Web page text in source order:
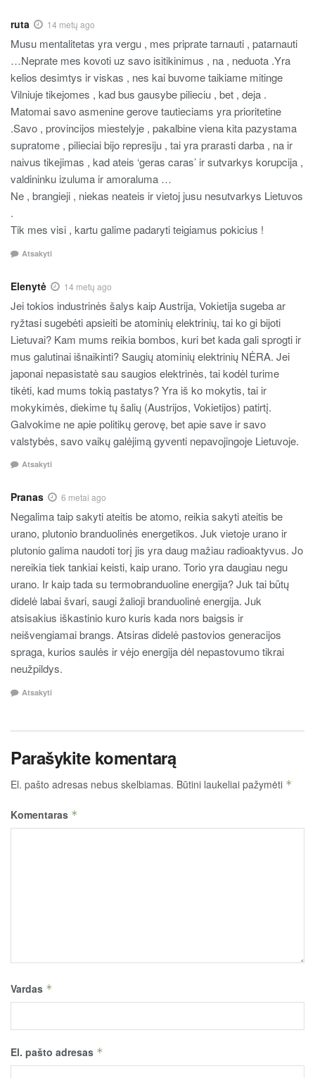
ruta 14 metų ago
Musu mentalitetas yra vergu , mes priprate tarnauti , patarnauti
…Neprate mes kovoti uz savo isitikinimus , na , neduota .Yra
kelios desimtys ir viskas , nes kai buvome taikiame mitinge
Vilniuje tikejomes , kad bus gausybe pilieciu , bet , deja .
Matomai savo asmenine gerove tautieciams yra prioritetine
.Savo , provincijos miestelyje , pakalbine viena kita pazystama
supratome , pilieciai bijo represiju , tai yra prarasti darba , na ir
naivus tikejimas , kad ateis ‘geras caras’ ir sutvarkys korupcija ,
valdininku izuluma ir amoraluma …
Ne , brangieji , niekas neateis ir vietoj jusu nesutvarkys Lietuvos
.
Tik mes visi , kartu galime padaryti teigiamus pokicius !
Atsakyti
Elenytė 14 metų ago
Jei tokios industrinės šalys kaip Austrija, Vokietija sugeba ar
ryžtasi sugebėti apsieiti be atominių elektrinių, tai ko gi bijoti
Lietuvai? Kam mums reikia bombos, kuri bet kada gali sprogti ir
mus galutinai išnaikinti? Saugių atominių elektrinių NĖRA. Jei
japonai nepasistatė sau saugios elektrinės, tai kodėl turime
tikėti, kad mums tokią pastatys? Yra iš ko mokytis, tai ir
mokykimės, diekime tų šalių (Austrijos, Vokietijos) patirtį.
Galvokime ne apie politikų gerovę, bet apie save ir savo
valstybės, savo vaikų galėjimą gyventi nepavojingoje Lietuvoje.
Atsakyti
Pranas 6 metai ago
Negalima taip sakyti ateitis be atomo, reikia sakyti ateitis be
urano, plutonio branduolinės energetikos. Juk vietoje urano ir
plutonio galima naudoti torį jis yra daug mažiau radioaktyvus. Jo
nereikia tiek tankiai keisti, kaip urano. Torio yra daugiau negu
urano. Ir kaip tada su termobranduoline energija? Juk tai būtų
didelė labai švari, saugi žalioji branduolinė energija. Juk
atsisakius iškastinio kuro kuris kada nors baigsis ir
neišvengiamai brangs. Atsiras didelė pastovios generacijos
spraga, kurios saulės ir vėjo energija dėl nepastovumo tikrai
neužpildys.
Atsakyti
Parašykite komentarą
El. pašto adresas nebus skelbiamas. Būtini laukeliai pažymėti *
Komentaras *
Vardas *
El. pašto adresas *